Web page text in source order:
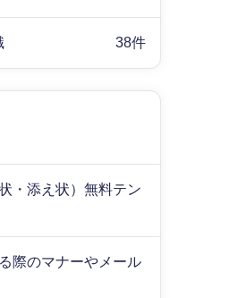
38件
・添え状）無料テン
際のマナーやメール